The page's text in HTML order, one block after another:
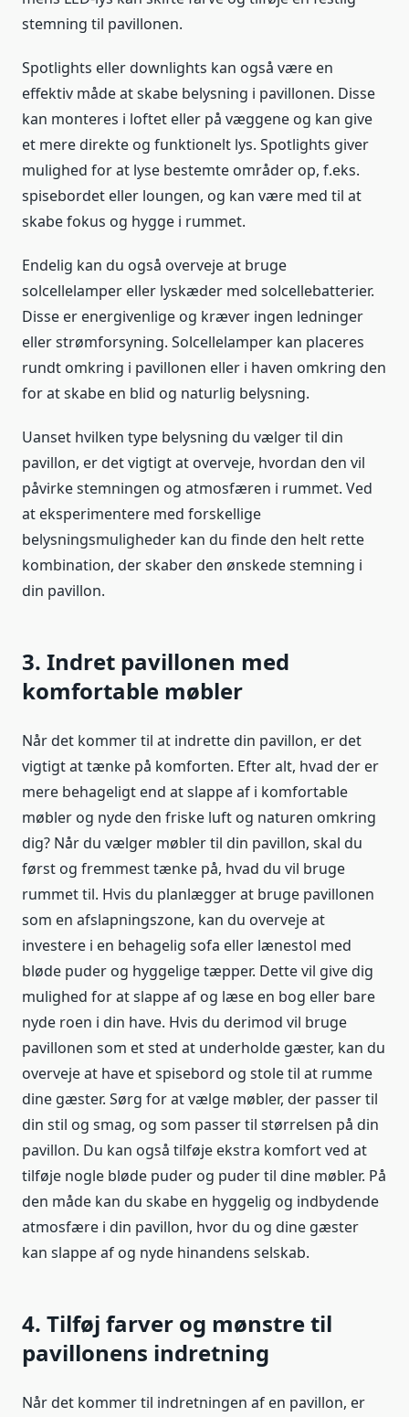
stemning til pavillonen.
Spotlights eller downlights kan også være en
effektiv måde at skabe belysning i pavillonen. Disse
kan monteres i loftet eller på væggene og kan give
et mere direkte og funktionelt lys. Spotlights giver
mulighed for at lyse bestemte områder op, f.eks.
spisebordet eller loungen, og kan være med til at
skabe fokus og hygge i rummet.
Endelig kan du også overveje at bruge
solcellelamper eller lyskæder med solcellebatterier.
Disse er energivenlige og kræver ingen ledninger
eller strømforsyning. Solcellelamper kan placeres
rundt omkring i pavillonen eller i haven omkring den
for at skabe en blid og naturlig belysning.
Uanset hvilken type belysning du vælger til din
pavillon, er det vigtigt at overveje, hvordan den vil
påvirke stemningen og atmosfæren i rummet. Ved
at eksperimentere med forskellige
belysningsmuligheder kan du finde den helt rette
kombination, der skaber den ønskede stemning i
din pavillon.
3. Indret pavillonen med
komfortable møbler
Når det kommer til at indrette din pavillon, er det
vigtigt at tænke på komforten. Efter alt, hvad der er
mere behageligt end at slappe af i komfortable
møbler og nyde den friske luft og naturen omkring
dig? Når du vælger møbler til din pavillon, skal du
først og fremmest tænke på, hvad du vil bruge
rummet til. Hvis du planlægger at bruge pavillonen
som en afslapningszone, kan du overveje at
investere i en behagelig sofa eller lænestol med
bløde puder og hyggelige tæpper. Dette vil give dig
mulighed for at slappe af og læse en bog eller bare
nyde roen i din have. Hvis du derimod vil bruge
pavillonen som et sted at underholde gæster, kan du
overveje at have et spisebord og stole til at rumme
dine gæster. Sørg for at vælge møbler, der passer til
din stil og smag, og som passer til størrelsen på din
pavillon. Du kan også tilføje ekstra komfort ved at
tilføje nogle bløde puder og puder til dine møbler. På
den måde kan du skabe en hyggelig og indbydende
atmosfære i din pavillon, hvor du og dine gæster
kan slappe af og nyde hinandens selskab.
4. Tilføj farver og mønstre til
pavillonens indretning
Når det kommer til indretningen af en pavillon, er